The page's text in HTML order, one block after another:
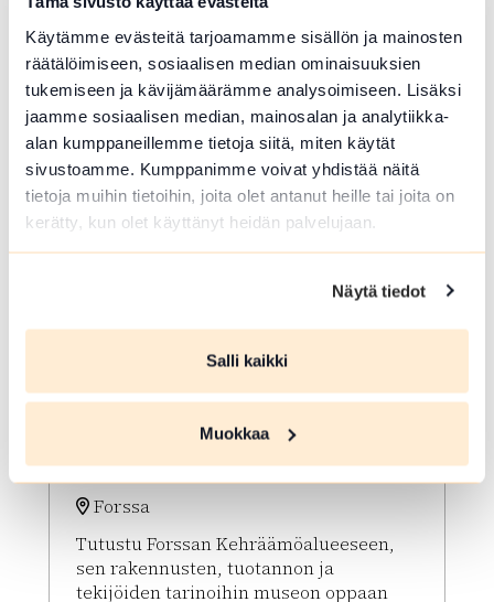
Käytämme evästeitä tarjoamamme sisällön ja mainosten
räätälöimiseen, sosiaalisen median ominaisuuksien
tukemiseen ja kävijämäärämme analysoimiseen. Lisäksi
jaamme sosiaalisen median, mainosalan ja analytiikka-
alan kumppaneillemme tietoja siitä, miten käytät
sivustoamme. Kumppanimme voivat yhdistää näitä
tietoja muihin tietoihin, joita olet antanut heille tai joita on
kerätty, kun olet käyttänyt heidän palvelujaan.
Näytä tiedot
Salli kaikki
Muokkaa
valitsemaamme kahvilaan. Torikahvit
ovat omakustanteiset.
Lue lisää tapahtumasta Pysäkin torikahvit
Opastetut
Kehräämökierrokset
Forssa
Tutustu Forssan Kehräämöalueeseen,
sen rakennusten, tuotannon ja
tekijöiden tarinoihin museon oppaan